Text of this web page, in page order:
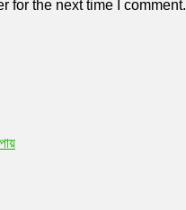
for the next time I comment.